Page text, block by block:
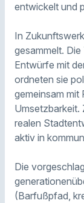
entwickelt und
In
gesammelt.
Entwürfe mit
ordneten sie
gemeinsam mit
Umsetzbarkeit.
realen
aktiv in
Die
(Barfußpfad,